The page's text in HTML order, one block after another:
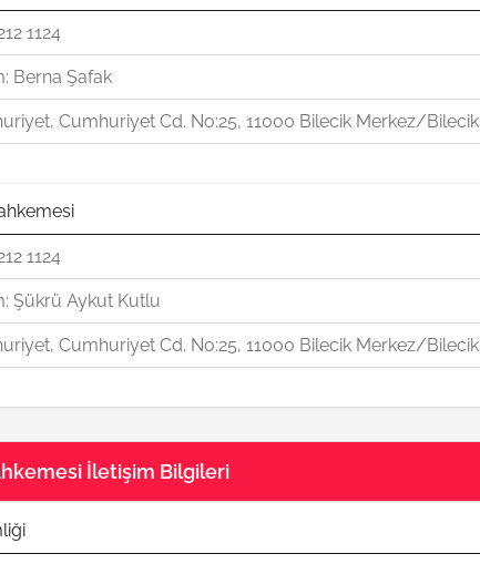
1124
Berna Şafak
Cumhuriyet Cd. No:25, 11000 Bilecik Merkez/Bilecik
1124
Şükrü Aykut Kutlu
Cumhuriyet Cd. No:25, 11000 Bilecik Merkez/Bilecik
İletişim Bilgileri